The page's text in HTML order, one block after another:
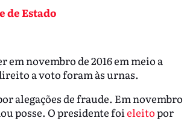
de Estado
em novembro de 2016 em meio a
a voto foram às urnas.
alegações de fraude. Em novembro
posse. O presidente foieleitopor